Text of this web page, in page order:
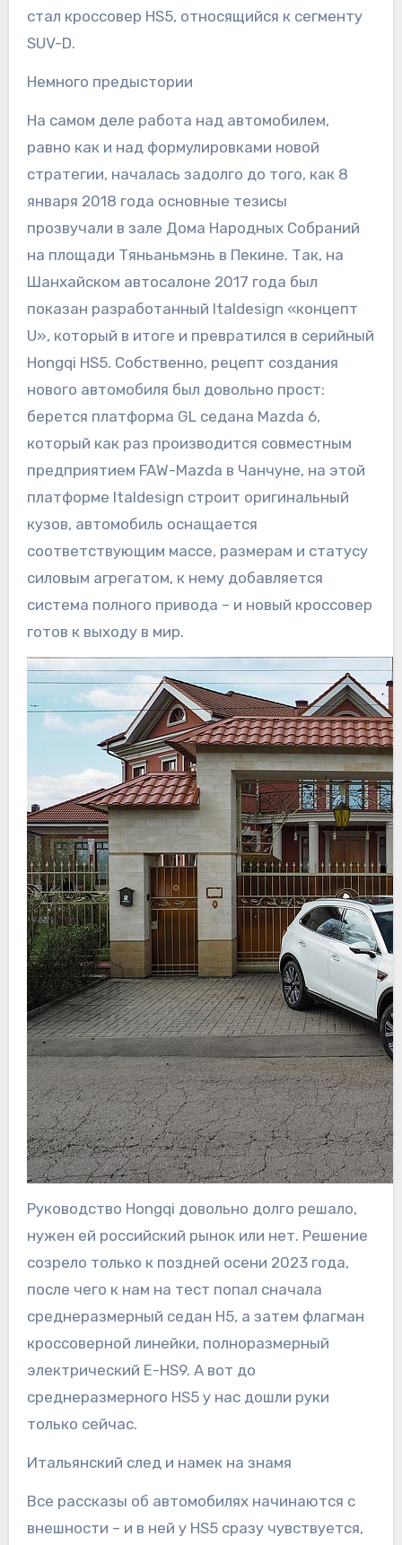
стал кроссовер HS5, относящийся к сегменту
SUV-D.
Немного предыстории
На самом деле работа над автомобилем,
равно как и над формулировками новой
стратегии, началась задолго до того, как 8
января 2018 года основные тезисы
прозвучали в зале Дома Народных Собраний
на площади Тяньаньмэнь в Пекине. Так, на
Шанхайском автосалоне 2017 года был
показан разработанный Italdesign «концепт
U», который в итоге и превратился в серийный
Hongqi HS5. Собственно, рецепт создания
нового автомобиля был довольно прост:
берется платформа GL седана Mazda 6,
который как раз производится совместным
предприятием FAW-Mazda в Чанчуне, на этой
платформе Italdesign строит оригинальный
кузов, автомобиль оснащается
соответствующим массе, размерам и статусу
силовым агрегатом, к нему добавляется
система полного привода – и новый кроссовер
готов к выходу в мир.
Руководство Hongqi довольно долго решало,
нужен ей российский рынок или нет. Решение
созрело только к поздней осени 2023 года,
после чего к нам на тест попал сначала
среднеразмерный седан H5, а затем флагман
кроссоверной линейки, полноразмерный
электрический Е-HS9. А вот до
среднеразмерного HS5 у нас дошли руки
только сейчас.
Итальянский след и намек на знамя
Все рассказы об автомобилях начинаются с
внешности – и в ней у HS5 сразу чувствуется,